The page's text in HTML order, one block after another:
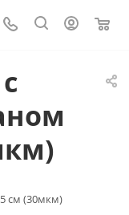
0
см (30мкм)